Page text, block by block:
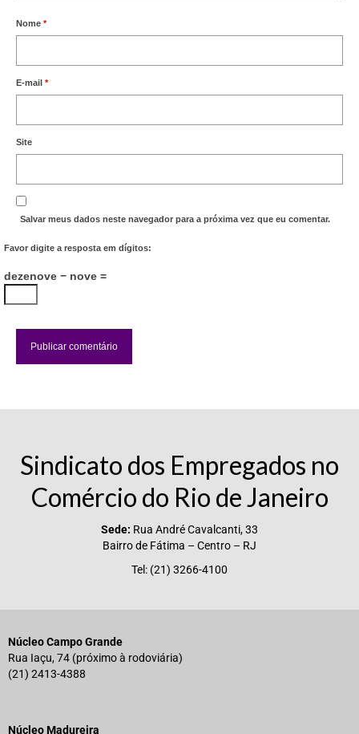
Nome *
E-mail *
Site
Salvar meus dados neste navegador para a próxima vez que eu comentar.
Favor digite a resposta em dígitos:
dezenove − nove =
Sindicato dos Empregados no
Comércio do Rio de Janeiro
Sede: Rua André Cavalcanti, 33
Bairro de Fátima – Centro – RJ
Tel: (21) 3266-4100
Núcleo Campo Grande
Rua Iaçu, 74 (próximo à rodoviária)
(21) 2413-4388
Núcleo Madureira